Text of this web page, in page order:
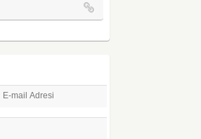
E-mail Adresi